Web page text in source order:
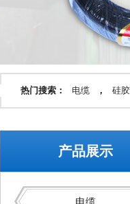
热门搜索： 电缆 ， 硅
产品展示
电缆